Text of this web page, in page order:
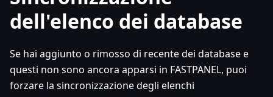
dell'elenco dei database
Se hai aggiunto o rimosso di recente dei database e
questi non sono ancora apparsi in FASTPANEL, puoi
forzare la sincronizzazione degli elenchi